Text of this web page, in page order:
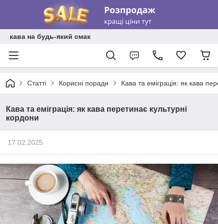
кава на будь-який смак
Статті Корисні поради Кава та еміграція: як кава
Кава та еміграція: як кава перетинає культурні
кордони
17.02.2025